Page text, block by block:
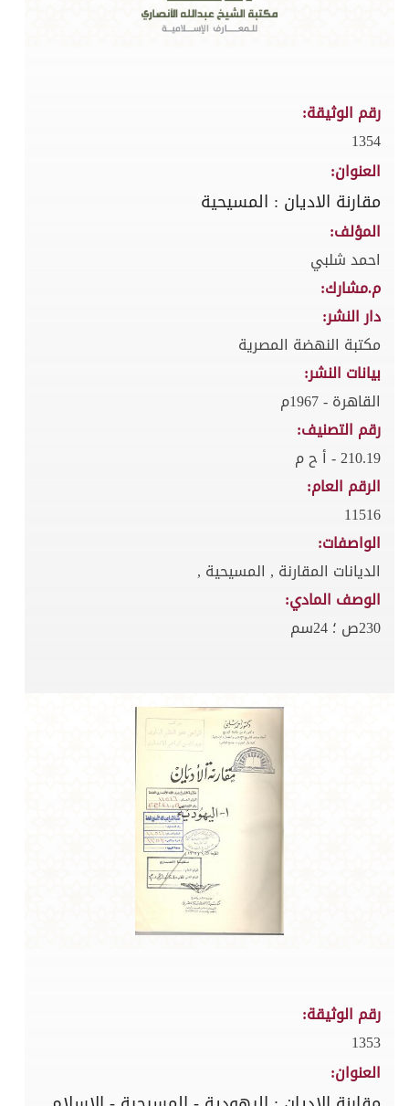
رقم الوثيقة:
1354
العنوان:
مقارنة الاديان : المسيحية
المؤلف:
احمد شلبي
م.مشارك:
دار النشر:
مكتبة النهضة المصرية
بيانات النشر:
القاهرة - 1967م
رقم التصنيف:
210.19 - أ ح م
الرقم العام:
11516
الواصفات:
الديانات المقارنة , المسيحية ,
الوصف المادي:
230ص ؛ 24سم
رقم الوثيقة:
1353
العنوان: